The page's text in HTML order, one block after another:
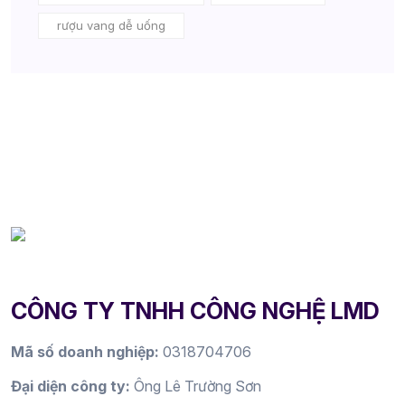
rượu vang dễ uống
CÔNG TY TNHH CÔNG NGHỆ LMD
Mã số doanh nghiệp: 0318704706
Đại diện công ty: Ông Lê Trường Sơn